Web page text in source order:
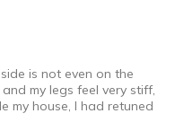
is not even on the
my legs feel very stiff,
my house, I had retuned